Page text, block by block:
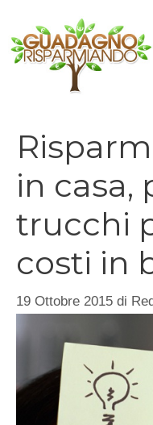
contenuto
in casa,
trucchi
costi in
19 Ottobre 2015 di